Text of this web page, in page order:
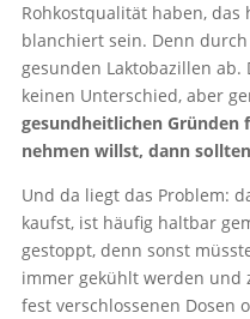
Rohkostqualität haben,
blanchiert sein. Denn
gesunden Laktobazillen ab.
keinen Unterschied, aber
gesundheitlichen
nehmen willst, dann
Und da liegt das Problem:
kaufst, ist häufig haltbar
gestoppt, denn sonst
immer gekühlt werden und
fest verschlossenen Dosen